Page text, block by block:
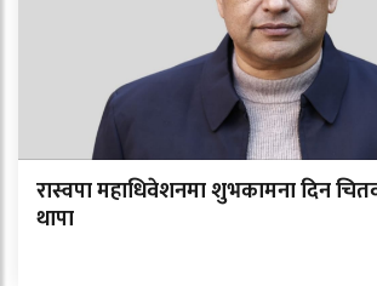
रास्वपा महाधिवेशनमा शुभकामना दिन
थापा